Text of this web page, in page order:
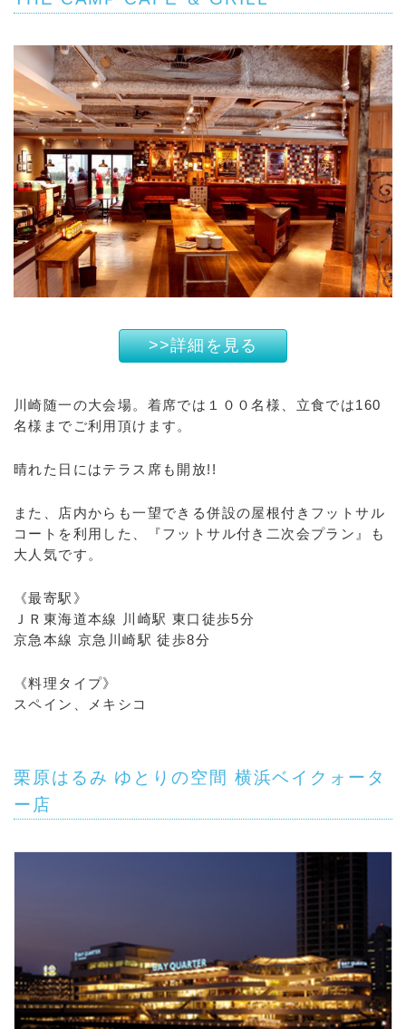
>>詳細を見る
川崎随一の大会場。着席では１００名様、立食では160
名様までご利用頂けます。
晴れた日にはテラス席も開放!!
また、店内からも一望できる併設の屋根付きフットサル
コートを利用した、『フットサル付き二次会プラン』も
大人気です。
《最寄駅》
ＪＲ東海道本線 川崎駅 東口徒歩5分
京急本線 京急川崎駅 徒歩8分
《料理タイプ》
スペイン、メキシコ
栗原はるみ ゆとりの空間 横浜ベイクォータ
ー店